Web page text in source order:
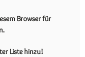
Browser für
Liste hinzu!